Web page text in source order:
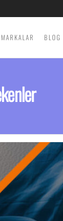
MARKALAR BLOG